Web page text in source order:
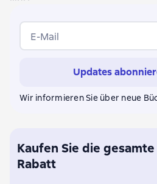
E-Mail
Updates
Wir informieren Sie über neue
Kaufen Sie die
Rabatt